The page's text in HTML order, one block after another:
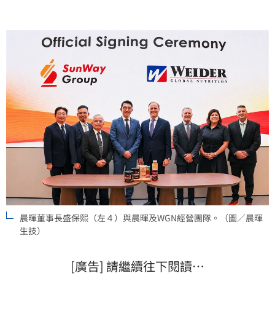
晨暉董事長盛保熙（左４）與晨暉及WGN經營團隊。（圖／晨暉
生技）
[廣告] 請繼續往下閱讀…